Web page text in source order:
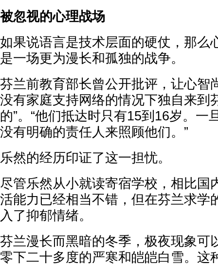
被忽视的心理战场
如果说语言是技术层面的硬仗，那么
是一场更为漫长和孤独的战争。
芬兰前教育部长曾公开批评，让心智
没有家庭支持网络的情况下独自来到
的”。“他们抵达时只有15到16岁。一
没有明确的责任人来照顾他们。”
乐然的经历印证了这一担忧。
尽管乐然从小就读寄宿学校，相比国
活能力已经相当不错，但在芬兰求学
入了抑郁情绪。
芬兰漫长而黑暗的冬季，极夜现象可
零下二十多度的严寒和皑皑白雪。这